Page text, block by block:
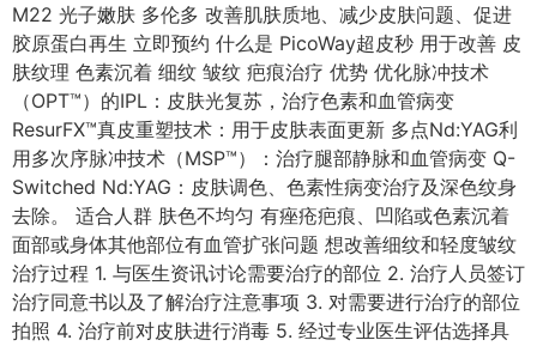
M22 光子嫩肤 多伦多 改善肌肤质地、减少皮肤问题、促进
胶原蛋白再生 立即预约 什么是 PicoWay超皮秒 用于改善 皮
肤纹理 色素沉着 细纹 皱纹 疤痕治疗 优势 优化脉冲技术
（OPT™）的IPL：皮肤光复苏，治疗色素和血管病变
ResurFX™真皮重塑技术：用于皮肤表面更新 多点Nd:YAG利
用多次序脉冲技术（MSP™）：治疗腿部静脉和血管病变 Q-
Switched Nd:YAG：皮肤调色、色素性病变治疗及深色纹身
去除。 适合人群 肤色不均匀 有痤疮疤痕、凹陷或色素沉着
面部或身体其他部位有血管扩张问题 想改善细纹和轻度皱纹
治疗过程 1. 与医生资讯讨论需要治疗的部位 2. 治疗人员签订
治疗同意书以及了解治疗注意事项 3. 对需要进行治疗的部位
拍照 4. 治疗前对皮肤进行消毒 5. 经过专业医生评估选择具